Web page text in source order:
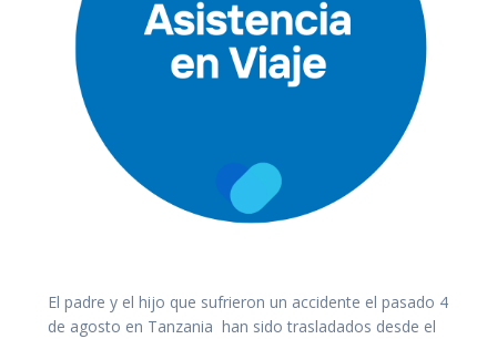
El padre y el hijo que sufrieron un accidente el pasado 4
de agosto en Tanzania han sido trasladados desde el